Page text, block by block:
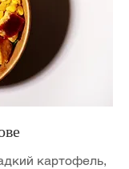
картофель,